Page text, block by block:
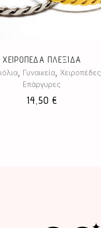
έχει
πολλαπλές
μπορούν
να
επιλεγούν
στη
ΧΕΙΡΟΠΕΔΑ ΠΛΕΞΙΔΑ
Γυναικεία
Χειροπέδες
Επάργυρες
14,50 €